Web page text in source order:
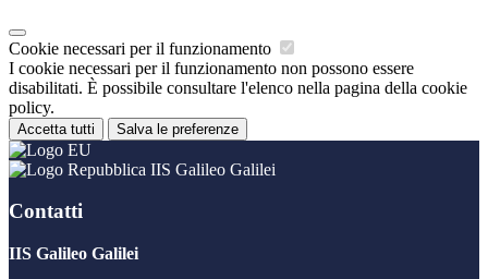
Cookie necessari per il funzionamento
I cookie necessari per il funzionamento non possono essere
disabilitati. È possibile consultare l'elenco nella pagina della cookie
policy.
Accetta tutti Salva le preferenze
IIS Galileo Galilei
Contatti
IIS Galileo Galilei